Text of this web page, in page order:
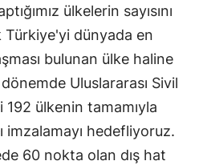
ülkelerin sayısını
Türkiye'yi dünyada en
bulunan ülke haline
Uluslararası Sivil
192 ülkenin tamamıyla
imzalamayı hedefliyoruz.
60 nokta olan dış hat